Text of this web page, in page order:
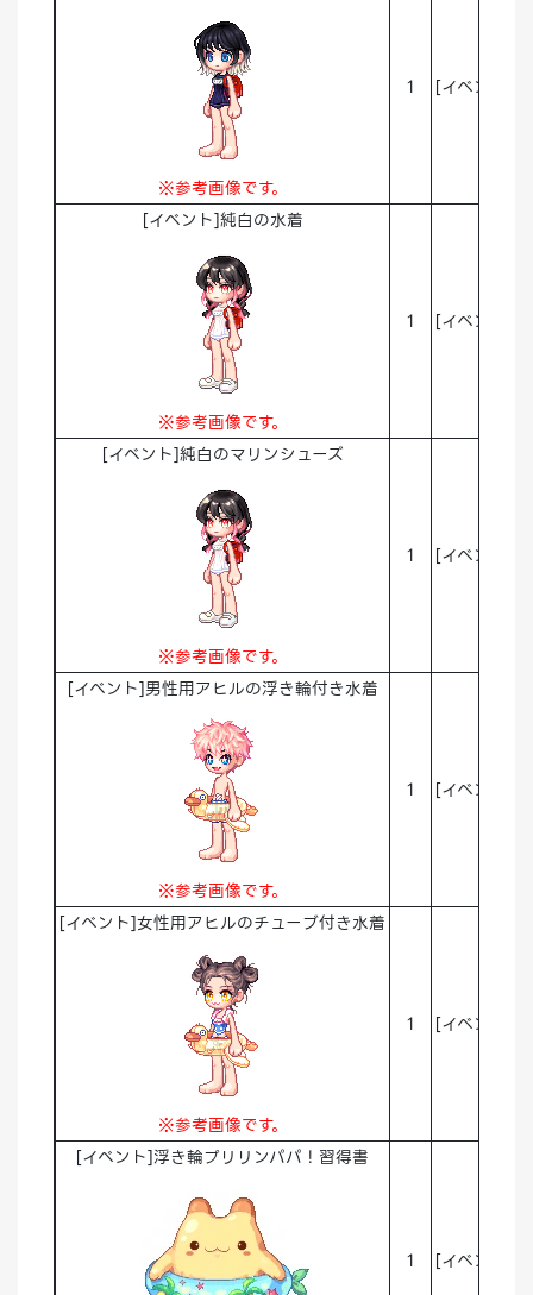
※参考画像です。
1 [イベント
[イベント]純白の水着
※参考画像です。
1 [イベント
[イベント]純白のマリンシューズ
※参考画像です。
1 [イベント
[イベント]男性用アヒルの浮き輪付き水着
※参考画像です。
1 [イベント
[イベント]女性用アヒルのチューブ付き水着
※参考画像です。
1 [イベント
[イベント]浮き輪プリリンパパ！習得書
1 [イベント